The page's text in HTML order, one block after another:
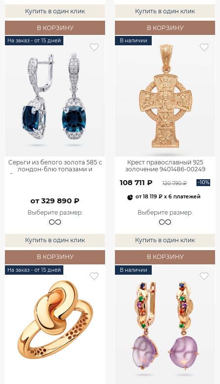
Купить в один клик
В КОРЗИНУ
Купить в один клик
В КОРЗИНУ
На заказ - от 15 дней
Серьги из белого золота 585 с
лондон‑блю топазами и
бриллиантами 9200926-03932
от 329 890 ₽
Выберите размер:
Купить в один клик
В КОРЗИНУ
В наличии
Крест православный 925
золочение 9401486-00249
108 711 ₽ 120 790 ₽ -10%
от18 119 ₽ x 6 платежей
Выберите размер:
Купить в один клик
В КОРЗИНУ
На заказ - от 15 дней В наличии